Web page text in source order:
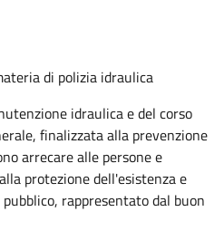
di polizia idraulica
idraulica e del corso
finalizzata alla prevenzione
arrecare alle persone e
protezione dell'esistenza e
rappresentato dal buon